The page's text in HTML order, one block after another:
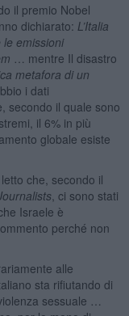
il premio Nobel
dichiarato: L’Italia
emissioni
… mentre Il disastro
metafora di un
i dati
secondo il quale sono
il 6% in più
globale esiste
che, secondo il
, ci sono stati
Israele è
perché non
alle
sta rifiutando di
sessuale …